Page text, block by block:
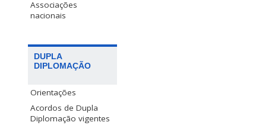
Associações
nacionais
DUPLA
DIPLOMAÇÃO
Orientações
Acordos de Dupla
Diplomação vigentes